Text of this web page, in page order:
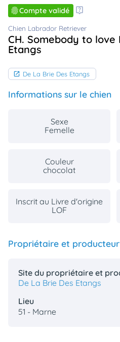
Compte validé
Chien Labrador Retriever
CH. Somebody to love
Etangs
De La Brie Des Etangs
Informations sur le chien
Sexe
Femelle
Couleur
chocolat
Inscrit au Livre d'origine
LOF
Propriétaire et producteur
Site du propriétaire et
De La Brie Des Etangs
Lieu
51 - Marne